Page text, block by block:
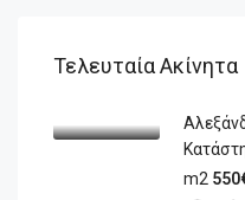
Τελευταία Ακίνητα
m2